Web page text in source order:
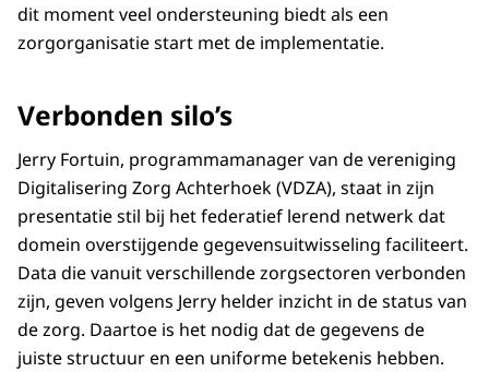
dit moment veel ondersteuning biedt als een
zorgorganisatie start met de implementatie.
Verbonden silo’s
Jerry Fortuin, programmamanager van de vereniging
Digitalisering Zorg Achterhoek (VDZA), staat in zijn
presentatie stil bij het federatief lerend netwerk dat
domein overstijgende gegevensuitwisseling faciliteert.
Data die vanuit verschillende zorgsectoren verbonden
zijn, geven volgens Jerry helder inzicht in de status van
de zorg. Daartoe is het nodig dat de gegevens de
juiste structuur en een uniforme betekenis hebben.